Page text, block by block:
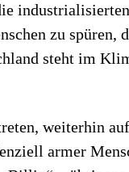
zu
steht im
weiterhin
armer